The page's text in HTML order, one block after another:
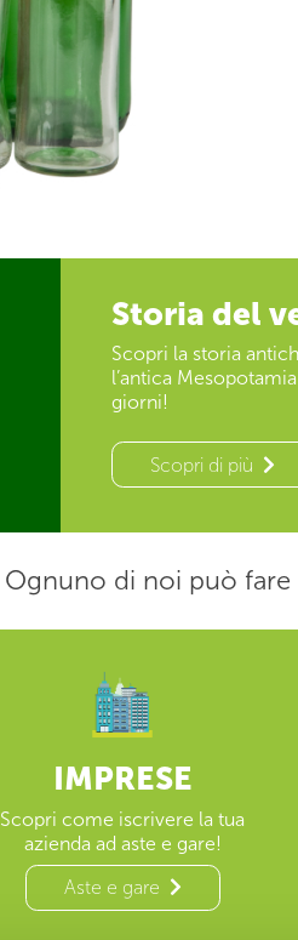
Storia del
Scopri la storia
l’antica
giorni!
Scopri di più
Ognuno di noi può fare
IMPRESE
Scopri come iscrivere la tua
azienda ad aste e gare!
Aste e gare